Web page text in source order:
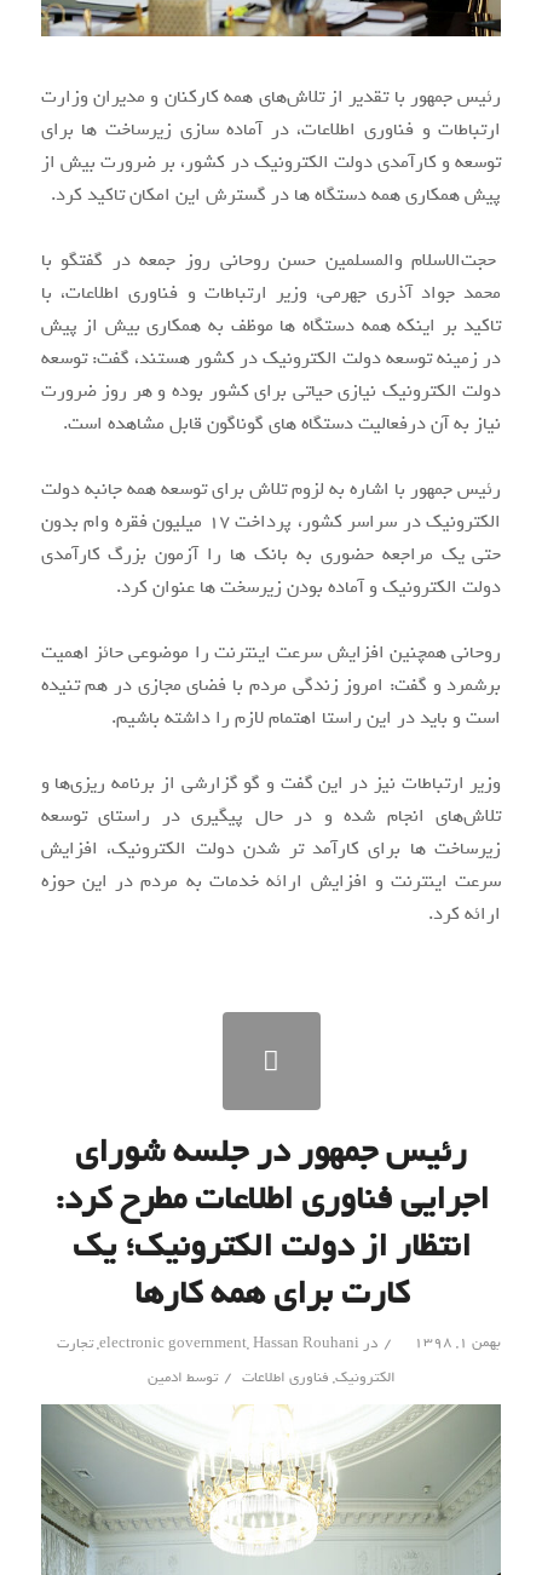
رئیس جمهور با تقدیر از تلاش‌های همه کارکنان و مدیران وزارت
ارتباطات و فناوری اطلاعات، در آماده سازی زیرساخت ها برای
توسعه و کارآمدی دولت الکترونیک در کشور، بر ضرورت بیش از
پیش همکاری همه دستگاه ها در گسترش این امکان تاکید کرد.
حجت‌الاسلام والمسلمین حسن روحانی روز جمعه در گفتگو با
محمد جواد آذری جهرمی، وزیر ارتباطات و فناوری اطلاعات، با
تاکید بر اینکه همه دستگاه ها موظف به همکاری بیش از پیش
در زمینه توسعه دولت الکترونیک در کشور هستند، گفت: توسعه
دولت الکترونیک نیازی حیاتی برای کشور بوده و هر روز ضرورت
نیاز به آن درفعالیت دستگاه های گوناگون قابل مشاهده است.
رئیس جمهور با اشاره به لزوم تلاش برای توسعه همه جانبه دولت
الکترونیک در سراسر کشور، پرداخت 17 میلیون فقره وام بدون
حتی یک مراجعه حضوری به بانک ها را آزمون بزرگ کارآمدی
دولت الکترونیک و آماده بودن زیرسخت ها عنوان کرد.
روحانی همچنین افزایش سرعت اینترنت را موضوعی حائز اهمیت
برشمرد و گفت: ‌امروز زندگی مردم با فضای مجازی در هم تنیده
است و باید در این راستا اهتمام لازم را داشته باشیم.
وزیر ارتباطات نیز در این گفت و گو گزارشی از برنامه ریزی‌ها و
تلاش‌های انجام شده و در حال پیگیری در راستای توسعه
زیرساخت ها برای کارآمد تر شدن دولت الکترونیک، افزایش
سرعت اینترنت و افزایش ارائه خدمات به مردم در این حوزه
ارائه کرد.
رئیس جمهور در جلسه شورای
اجرایی فناوری اطلاعات مطرح کرد:
انتظار از دولت الکترونیک؛ یک
کارت برای همه کارها
بهمن ۱, ۱۳۹۸ / در electronic government,Hassan Rouhani
,تجارت
الکترونیک, فناوری اطلاعات / توسط ادمین